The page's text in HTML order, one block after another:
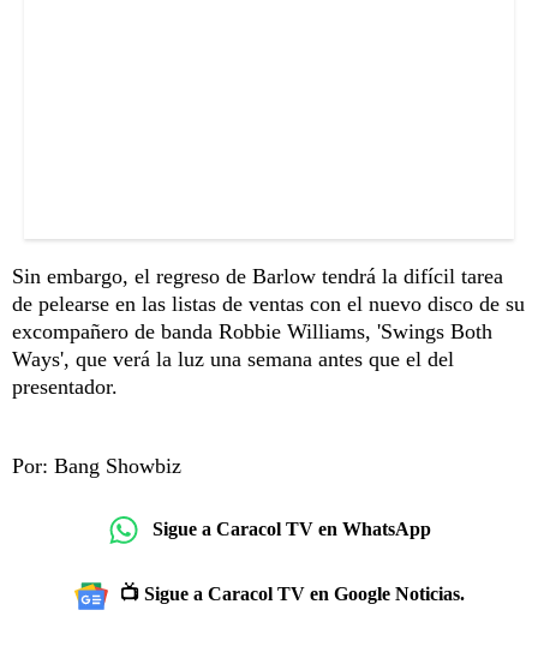
Sin embargo, el regreso de Barlow tendrá la difícil tarea
de pelearse en las listas de ventas con el nuevo disco de su
excompañero de banda Robbie Williams, 'Swings Both
Ways', que verá la luz una semana antes que el del
presentador.
Por: Bang Showbiz
Sigue a Caracol TV en WhatsApp
📺 Sigue a Caracol TV en Google Noticias.